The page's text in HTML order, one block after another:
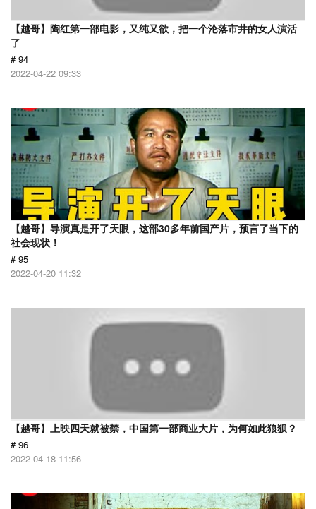
【越哥】陶红第一部电影，又纯又欲，把一个沦落市井的女人演活
了
# 94
2022-04-22 09:33
【越哥】导演真是开了天眼，这部30多年前国产片，预言了当下的
社会现状！
# 95
2022-04-20 11:32
【越哥】上映四天就被禁，中国第一部商业大片，为何如此狼狈？
# 96
2022-04-18 11:56